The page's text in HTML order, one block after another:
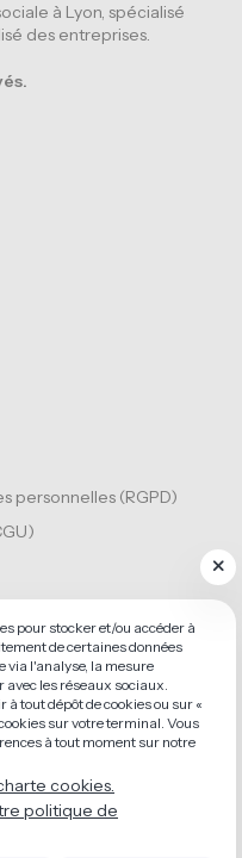
à Lyon, spécialisé
des entreprises.
personnelles (RGPD)
et sociale –
Comptables
pour stocker et/ou accéder à
de certaines données
via l'analyse, la mesure
avec les réseaux sociaux.
tout dépôt de cookies ou sur «
sur votre terminal. Vous
à tout moment sur notre
cookies.
politique de